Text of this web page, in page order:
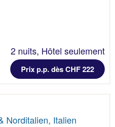
2 nuits, Hôtel seulement
Prix p.p. dès CHF 222
Norditalien, Italien